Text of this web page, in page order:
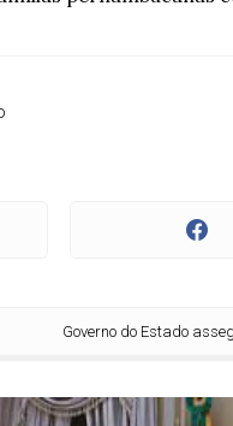
Governo do Estado assegura o